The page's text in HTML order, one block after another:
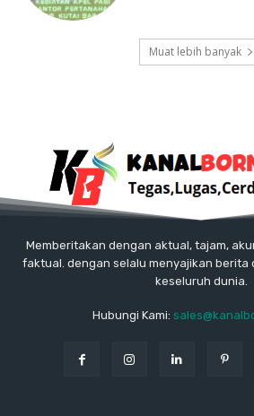
Muat lebih banyak
Memberitakan dengan aktual, tajam,
faktual. dengan selalu menyajikan berita
keseluruh dunia.
Hubungi Kami: